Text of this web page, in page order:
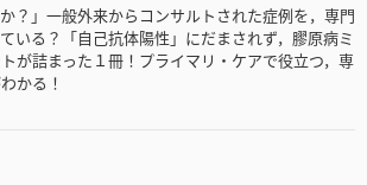
？」一般外来からコンサルトされた症例を，専門
いる？「自己抗体陽性」にだまされず，膠原病ミ
が詰まった１冊！プライマリ・ケアで役立つ，専
かる！